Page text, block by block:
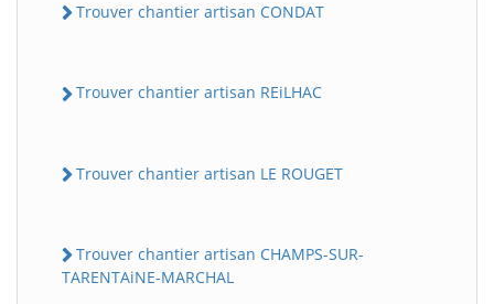
Trouver chantier artisan CONDAT
Trouver chantier artisan REiLHAC
Trouver chantier artisan LE ROUGET
Trouver chantier artisan CHAMPS-SUR-
TARENTAiNE-MARCHAL